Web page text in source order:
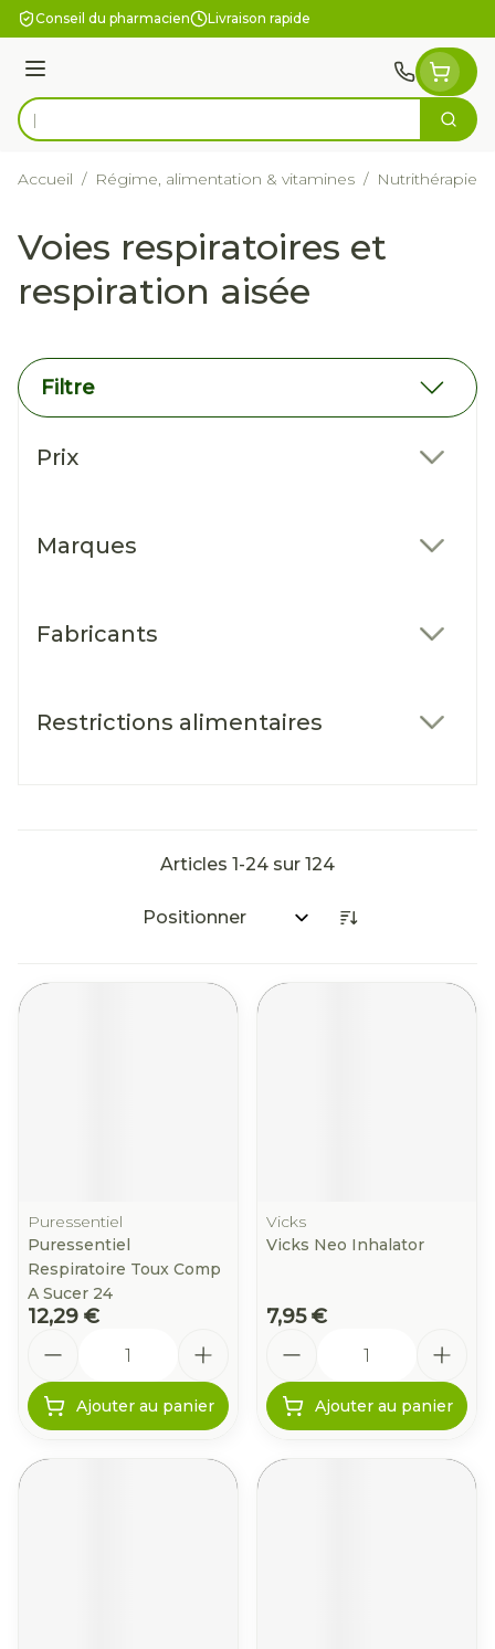
Aller au contenu
Conseil du pharmacien Livraison rapide
Menu
Rechercher
Accueil / Régime, alimentation & vitamines / Nutrithérapie
Voies respiratoires et
respiration aisée
Filtre
Prix
Marques
Fabricants
Restrictions alimentaires
Articles 1-24 sur 124
Trier par:
Puressentiel
Puressentiel
Respiratoire Toux Comp
A Sucer 24
12,29 €
Ajouter au panier
Vicks
Vicks Neo Inhalator
7,95 €
Ajouter au panier